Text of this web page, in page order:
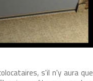
s'il n'y aura que